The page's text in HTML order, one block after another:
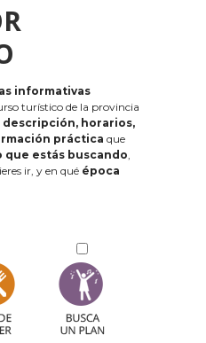
informativas
turístico de la provincia
descripción, horarios,
práctica que
que estás buscando,
ir, y en qué época